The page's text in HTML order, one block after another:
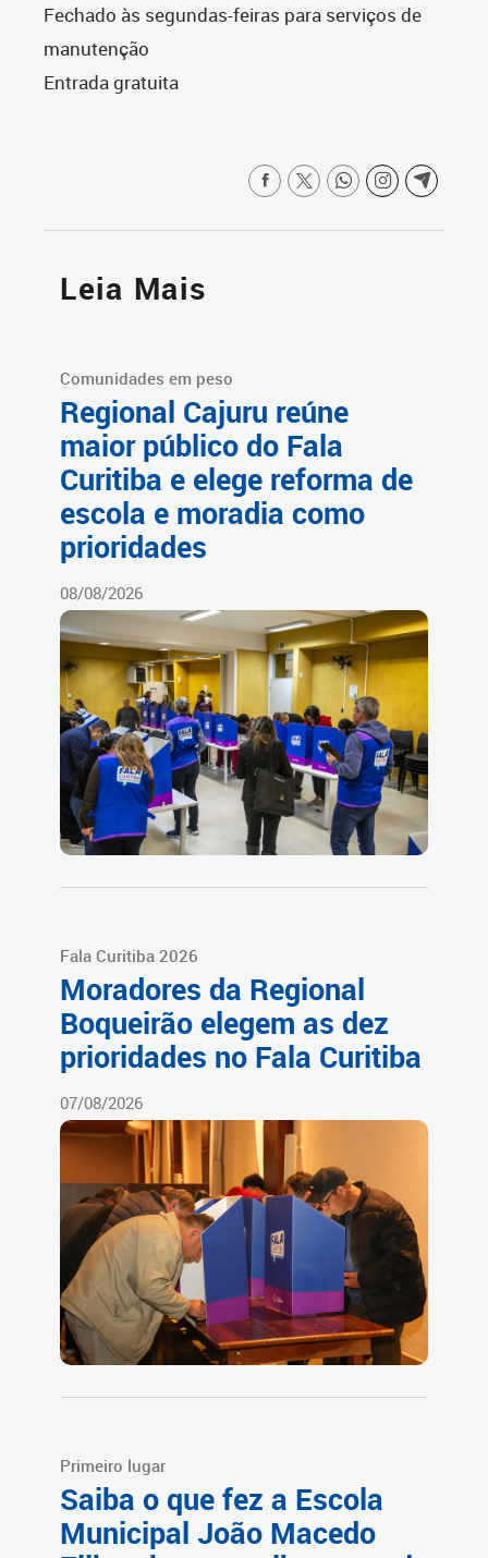
Fechado às segundas-feiras para serviços de
manutenção
Entrada gratuita
Leia Mais
Comunidades em peso
Regional Cajuru reúne
maior público do Fala
Curitiba e elege reforma de
escola e moradia como
prioridades
08/08/2026
Fala Curitiba 2026
Moradores da Regional
Boqueirão elegem as dez
prioridades no Fala Curitiba
07/08/2026
Primeiro lugar
Saiba o que fez a Escola
Municipal João Macedo